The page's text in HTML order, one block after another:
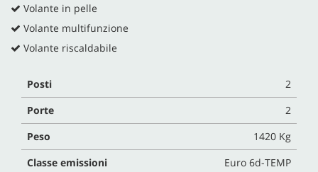
Volante in pelle
Volante multifunzione
Volante riscaldabile
Posti
2
Porte
2
Peso
1420 Kg
Classe emissioni
Euro 6d-TEMP